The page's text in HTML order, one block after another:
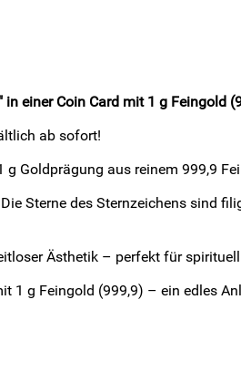
einer Coin Card mit 1 g Feingold
ab sofort!
g Goldprägung aus reinem 999,9
Sterne des Sternzeichens sind
Ästhetik – perfekt für
1 g Feingold (999,9) – ein edles